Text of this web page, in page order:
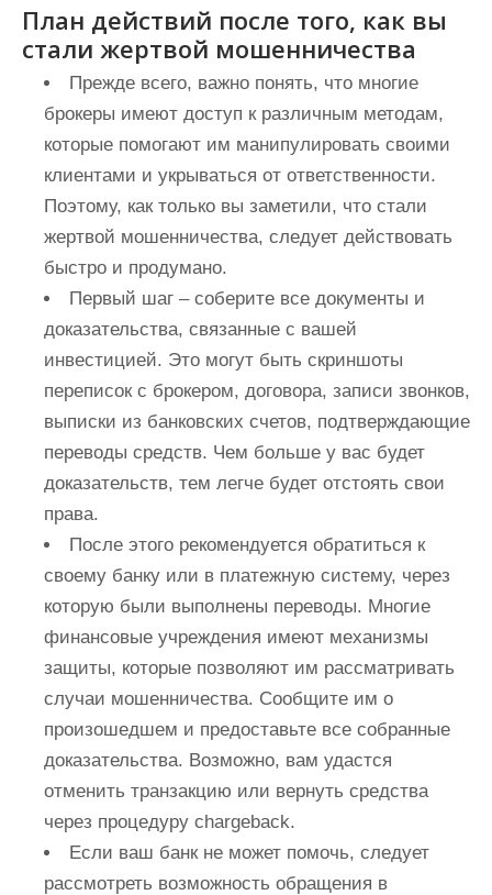
План действий после того, как вы
стали жертвой мошенничества
Прежде всего, важно понять, что многие
брокеры имеют доступ к различным методам,
которые помогают им манипулировать своими
клиентами и укрываться от ответственности.
Поэтому, как только вы заметили, что стали
жертвой мошенничества, следует действовать
быстро и продумано.
Первый шаг – соберите все документы и
доказательства, связанные с вашей
инвестицией. Это могут быть скриншоты
переписок с брокером, договора, записи звонков,
выписки из банковских счетов, подтверждающие
переводы средств. Чем больше у вас будет
доказательств, тем легче будет отстоять свои
права.
После этого рекомендуется обратиться к
своему банку или в платежную систему, через
которую были выполнены переводы. Многие
финансовые учреждения имеют механизмы
защиты, которые позволяют им рассматривать
случаи мошенничества. Сообщите им о
произошедшем и предоставьте все собранные
доказательства. Возможно, вам удастся
отменить транзакцию или вернуть средства
через процедуру chargeback.
Если ваш банк не может помочь, следует
рассмотреть возможность обращения в